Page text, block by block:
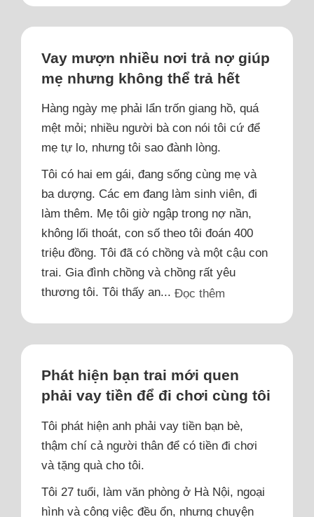
Vay mượn nhiều nơi trả nợ giúp
mẹ nhưng không thể trả hết
Hàng ngày mẹ phải lẩn trốn giang hồ, quá
mệt mỏi; nhiều người bà con nói tôi cứ để
mẹ tự lo, nhưng tôi sao đành lòng.
Tôi có hai em gái, đang sống cùng mẹ và
ba dượng. Các em đang làm sinh viên, đi
làm thêm. Mẹ tôi giờ ngập trong nợ nần,
không lối thoát, con số theo tôi đoán 400
triệu đồng. Tôi đã có chồng và một cậu con
trai. Gia đình chồng và chồng rất yêu
thương tôi. Tôi thấy an...Đọc thêm
Phát hiện bạn trai mới quen
phải vay tiền để đi chơi cùng tôi
Tôi phát hiện anh phải vay tiền bạn bè,
thậm chí cả người thân để có tiền đi chơi
và tặng quà cho tôi.
Tôi 27 tuổi, làm văn phòng ở Hà Nội, ngoại
hình và công việc đều ổn, nhưng chuyện